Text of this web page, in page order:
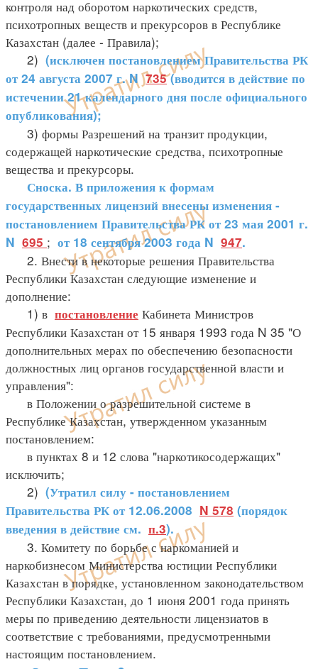
контроля над оборотом наркотических средств,
психотропных веществ и прекурсоров в Республике
Казахстан (далее - Правила);
2) (исключен постановлением Правительства РК
от 24 августа 2007 г. N735 (вводится в действие по
истечении 21 календарного дня после официального
опубликования);
3) формы Разрешений на транзит продукции,
содержащей наркотические средства, психотропные
вещества и прекурсоры.
Сноска. В приложения к формам
государственных лицензий внесены изменения -
постановлением Правительства РК от 23 мая 2001 г.
N 695 ; от 18 сентября 2003 года N 947.
2. Внести в некоторые решения Правительства
Республики Казахстан следующие изменение и
дополнение:
1) в постановление Кабинета Министров
Республики Казахстан от 15 января 1993 года N 35 "О
дополнительных мерах по обеспечению безопасности
должностных лиц органов государственной власти и
управления":
в Положении о разрешительной системе в
Республике Казахстан, утвержденном указанным
постановлением:
в пунктах 8 и 12 слова "наркотикосодержащих"
исключить;
2) (Утратил силу - постановлением
Правительства РК от 12.06.2008 N 578 (порядок
введения в действие см. п.3).
3. Комитету по борьбе с наркоманией и
наркобизнесом Министерства юстиции Республики
Казахстан в порядке, установленном законодательством
Республики Казахстан, до 1 июня 2001 года принять
меры по приведению деятельности лицензиатов в
соответствие с требованиями, предусмотренными
настоящим постановлением.